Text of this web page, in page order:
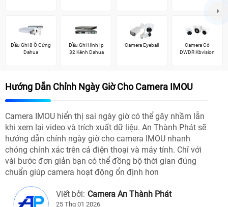
Đầu Ghi 8 Ổ Cứng
Dahua
Đầu Ghi Hình Ip
32 Kênh Dahua
Camera Eyeball
Camera Có
DWDR Kbvision
Hướng Dẫn Chỉnh Ngày Giờ Cho Camera IMOU
Camera IMOU hiển thị sai ngày giờ có thể gây nhầm lẫn
khi xem lại video và trích xuất dữ liệu. An Thành Phát sẽ
hướng dẫn chỉnh ngày giờ cho camera IMOU nhanh
chóng chính xác trên cả điện thoại và máy tính. Chỉ với
vài bước đơn giản bạn có thể đồng bộ thời gian đúng
chuẩn giúp camera hoạt động ổn định hơn
Viết bởi: Camera An Thành Phát
25 Thg 01 2026